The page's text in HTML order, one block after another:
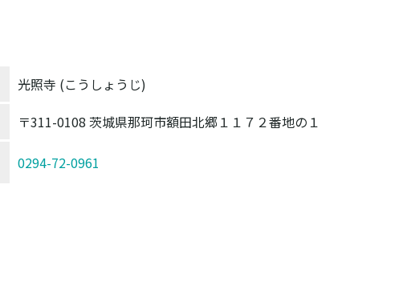
光照寺 (こうしょうじ)
〒311-0108 茨城県那珂市額田北郷１１７２番地の１
0294-72-0961